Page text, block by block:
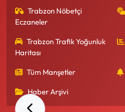
Trabzon Nöbetçi
Eczaneler
Trabzon Trafik Yoğunluk
Haritası
Tüm Manşetler
Haber Arşivi